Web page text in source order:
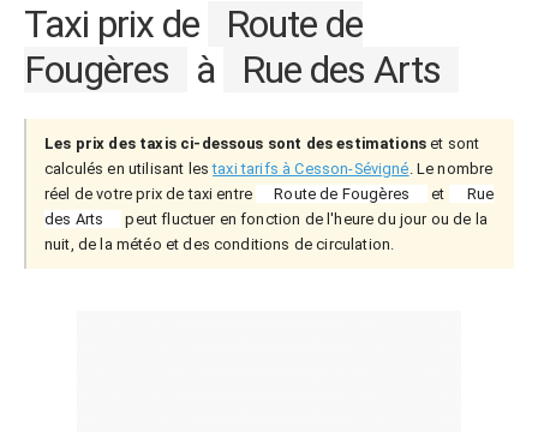
Taxi prix de
Route de
Fougères
à Rue des Arts
Les prix des taxis ci-dessous sont des estimations et sont
calculés en utilisant lestaxi tarifs à Cesson-Sévigné. Le nombre
réel de votre prix de taxi entre
Route de Fougères et
Rue
des Arts
peut fluctuer en fonction de l'heure du jour ou de la
nuit, de la météo et des conditions de circulation.